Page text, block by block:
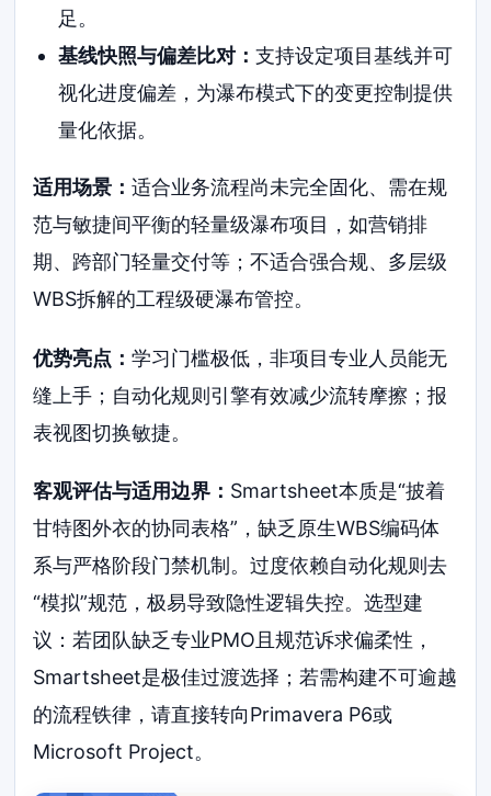
足。
基线快照与偏差比对： 支持设定项目基线并可
视化进度偏差，为瀑布模式下的变更控制提供
量化依据。
适用场景：适合业务流程尚未完全固化、需在规
范与敏捷间平衡的轻量级瀑布项目，如营销排
期、跨部门轻量交付等；不适合强合规、多层级
WBS拆解的工程级硬瀑布管控。
优势亮点：学习门槛极低，非项目专业人员能无
缝上手；自动化规则引擎有效减少流转摩擦；报
表视图切换敏捷。
客观评估与适用边界： Smartsheet本质是“披着
甘特图外衣的协同表格”，缺乏原生WBS编码体
系与严格阶段门禁机制。过度依赖自动化规则去
“模拟”规范，极易导致隐性逻辑失控。选型建
议：若团队缺乏专业PMO且规范诉求偏柔性，
Smartsheet是极佳过渡选择；若需构建不可逾越
的流程铁律，请直接转向Primavera P6或
Microsoft Project。